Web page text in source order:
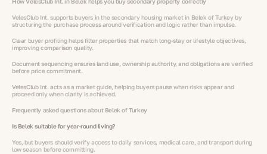
VelesClub Int. supports buyers in the secondary housing market in Belek of Turkey by
structuring the purchase process around verification and logic rather than impulse.
Clear buyer profiling helps filter properties that match long-stay or lifestyle objectives,
improving comparison quality.
Document sequencing ensures land use, ownership authority, and obligations are verified
before price commitment.
VelesClub Int. acts as a market guide, helping buyers pause when risks appear and
proceed only when clarity is achieved.
Frequently asked questions about Belek of Turkey
Is Belek suitable for year-round living?
Yes, but buyers should verify access to daily services, medical care, and transport during
low season before committing.